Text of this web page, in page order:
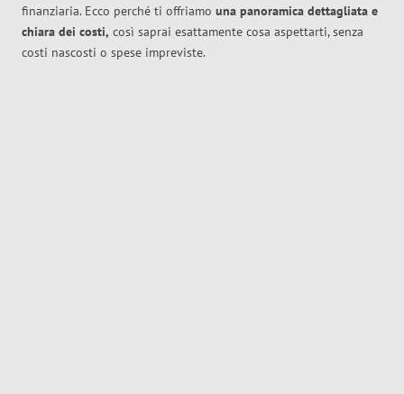
finanziaria. Ecco perché ti offriamo una panoramica dettagliata e
chiara dei costi, così saprai esattamente cosa aspettarti, senza
costi nascosti o spese impreviste.